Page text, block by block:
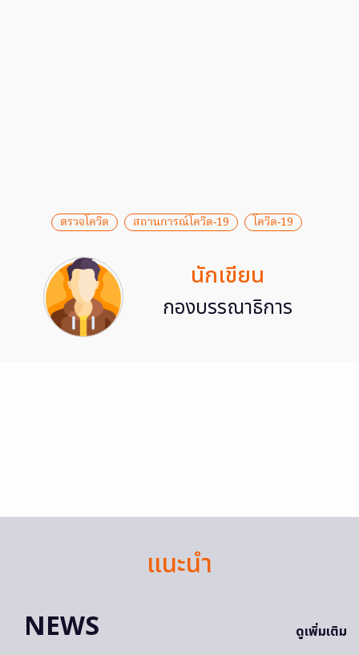
ตรวจโควิด สถานการณ์โควิด-19 โควิด-19
นักเขียน
กองบรรณาธิการ
แนะนำ
NEWS
ดูเพิ่มเติม